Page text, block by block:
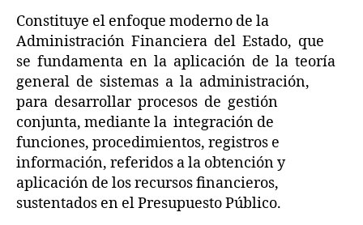
Constituye el enfoque moderno de la
Administración Financiera del Estado, que
se fundamenta en la aplicación de la teoría
general de sistemas a la administración,
para desarrollar procesos de gestión
conjunta, mediante la integración de
funciones, procedimientos, registros e
información, referidos a la obtención y
aplicación de los recursos financieros,
sustentados en el Presupuesto Público.
is
tr
a
ó
n
Fi
n
a
n
ci